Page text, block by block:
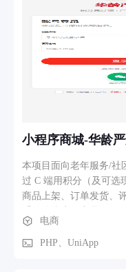
小程序商城-华龄
本项目面向老年服务/社
过 C 端用积分（及可选
商品上架、订单发货、
下登记与分散表格，降
（平台运营等）提供可
电商
PHP、UniApp